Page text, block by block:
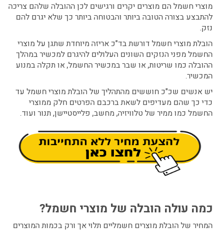
מוצרי חשמל הם מוצרים יקרים ורגישים לכן ההובלה שלהם צריכה
להתבצע בצורה הטובה ביותר והבטוחה ביותר כך שלא יגרם להם
נזק.
הובלת מוצרי חשמל דורשת בד"כ אריזה מיוחדת שתגן על מוצרי
החשמל מפני הנזקים השונים העלולים להיגרם למכשיר במהלך
ההובלה כמו שריטות, או שבר במכשיר החשמל, או תקלה במנוע
המכשיר.
יש אנשים שכ"כ חוששים מהתהליך של הובלת מוצרי חשמל עד
כדי כך שהם מעדיפים לשאת ברכבם הפרטים חלק ממוצרי
החשמל כמו ממיר של טלוויזיה, מחשב, פלייסטיישן, תנור ועוד.
כמה עולה הובלה של מוצרי חשמל?
המחיר של הובלת מוצרים חשמליים תלוי אך ורק בכמות המוצרים